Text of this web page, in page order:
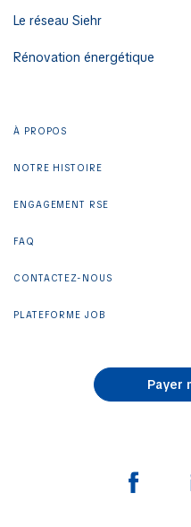
Le réseau Siehr
Rénovation énergétique
À PROPOS
NOTRE HISTOIRE
ENGAGEMENT RSE
FAQ
CONTACTEZ-NOUS
PLATEFORME JOB
Payer